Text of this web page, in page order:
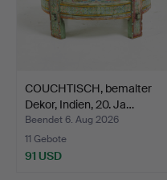
COUCHTISCH, bemalter
Dekor, Indien, 20. Ja…
Beendet 6. Aug 2026
11 Gebote
91 USD